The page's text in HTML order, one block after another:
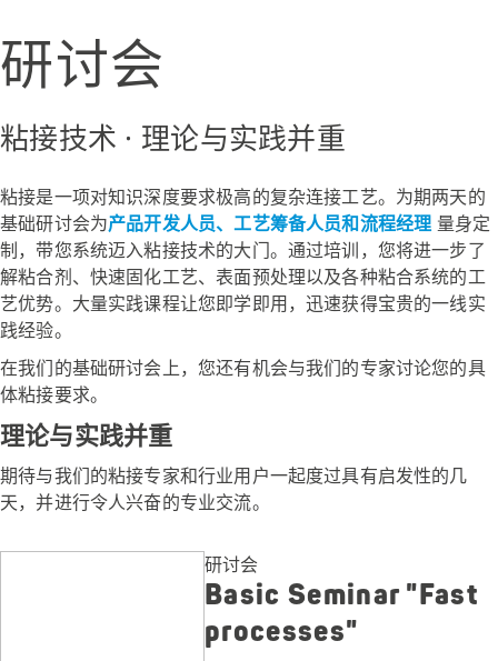
研讨会
粘接技术 · 理论与实践并重
粘接是一项对知识深度要求极高的复杂连接工艺。为期两天的
基础研讨会为产品开发人员、工艺筹备人员和流程经理 量身定
制，带您系统迈入粘接技术的大门。通过培训，您将进一步了
解粘合剂、快速固化工艺、表面预处理以及各种粘合系统的工
艺优势。大量实践课程让您即学即用，迅速获得宝贵的一线实
践经验。
在我们的基础研讨会上，您还有机会与我们的专家讨论您的具
体粘接要求。
理论与实践并重
期待与我们的粘接专家和行业用户一起度过具有启发性的几
天，并进行令人兴奋的专业交流。
研讨会
Basic Seminar "Fast
processes"